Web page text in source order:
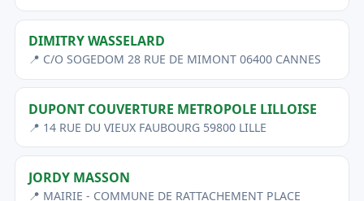
DIMITRY WASSELARD
📍 C/O SOGEDOM 28 RUE DE MIMONT 06400 CANNES
DUPONT COUVERTURE METROPOLE LILLOISE
📍 14 RUE DU VIEUX FAUBOURG 59800 LILLE
JORDY MASSON
📍 MAIRIE - COMMUNE DE RATTACHEMENT PLACE